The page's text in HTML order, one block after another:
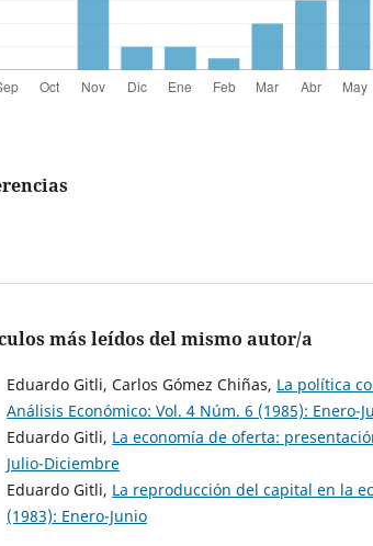
más leídos del mismo autor/a
Eduardo Gitli, Carlos Gómez Chiñas, La política
Análisis Económico: Vol. 4 Núm. 6 (1985): Enero-
Eduardo Gitli, La economía de oferta:
Julio-Diciembre
Eduardo Gitli, La reproducción del capital en la
(1983): Enero-Junio